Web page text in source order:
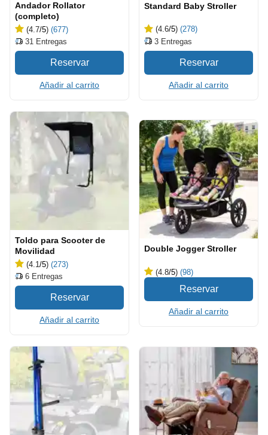
Andador Rollator
(completo)
(4.7/5) (677)
31 Entregas
Añadir al carrito
Standard Baby Stroller
(4.6/5) (278)
3 Entregas
Añadir al carrito
Toldo para Scooter de
Movilidad
(4.1/5) (273)
6 Entregas
Añadir al carrito
Double Jogger Stroller
(4.8/5) (98)
Añadir al carrito